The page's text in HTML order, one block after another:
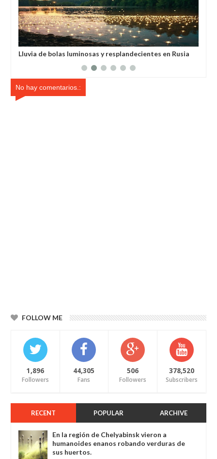
de bolas luminosas y resplandecientes en Rusia
Un
No hay comentarios.:
FOLLOW ME
1,896
Followers
44,305
Fans
506
Followers
378,520
Subscribers
RECENT POPULAR ARCHIVE
En la región de Chelyabinsk vieron a
humanoides enanos robando verduras de
sus huertos.